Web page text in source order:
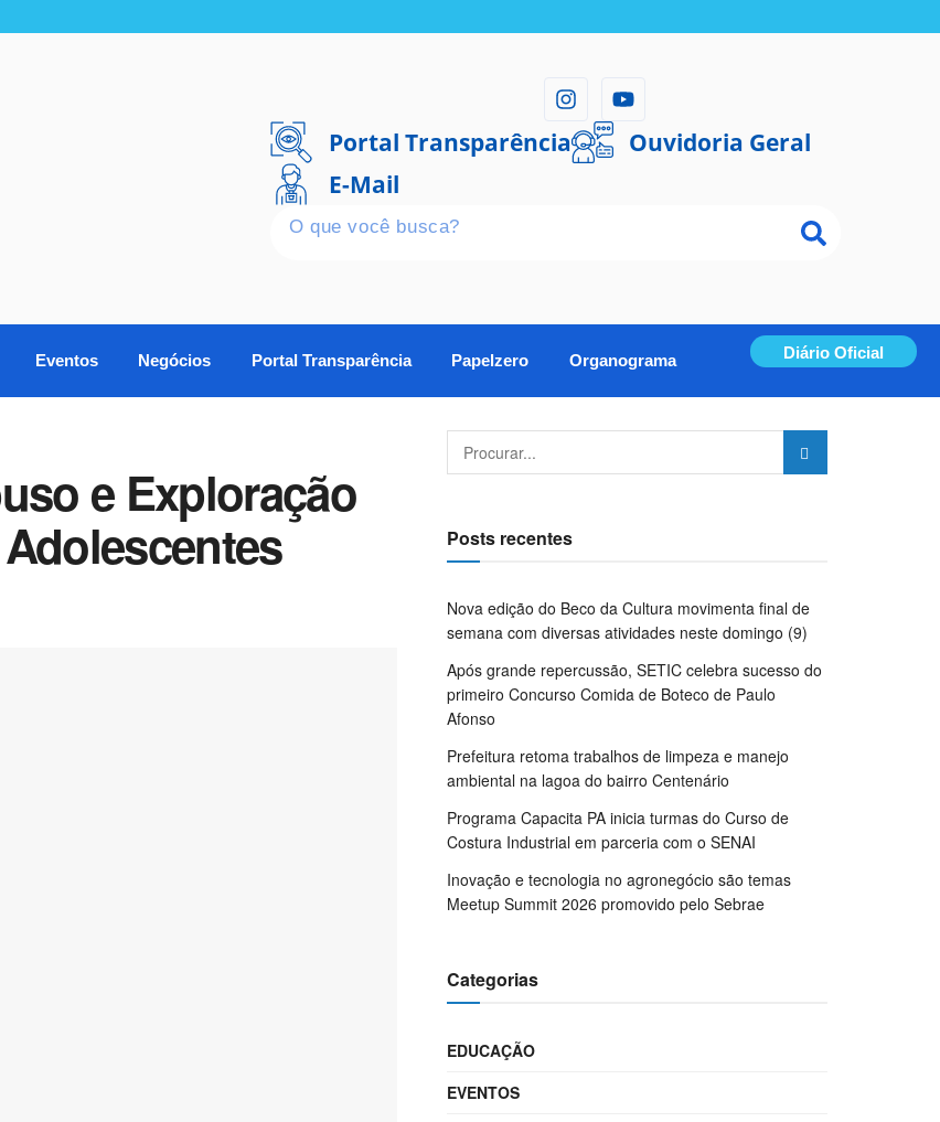
Portal Transparência
Ouvidoria Geral
E-Mail
Eventos Negócios Portal Transparência Papelzero Organograma Diário Oficial
e Exploração
Posts recentes
Nova edição do Beco da Cultura movimenta final de
semana com diversas atividades neste domingo (9)
Após grande repercussão, SETIC celebra sucesso do
primeiro Concurso Comida de Boteco de Paulo
Afonso
Prefeitura retoma trabalhos de limpeza e manejo
ambiental na lagoa do bairro Centenário
Programa Capacita PA inicia turmas do Curso de
Costura Industrial em parceria com o SENAI
Inovação e tecnologia no agronegócio são temas
Meetup Summit 2026 promovido pelo Sebrae
Categorias
EDUCAÇÃO
EVENTOS